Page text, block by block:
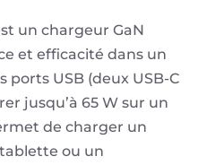
un chargeur GaN
et efficacité dans un
ports USB (deux USB-C
jusqu’à 65 W sur un
de charger un
ou un